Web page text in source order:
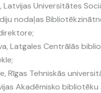
Latvijas Universitātes
nodaļas
Latgales Centrālās
Rīgas Tehniskās
Akadēmisko